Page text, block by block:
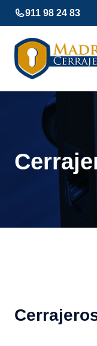
Saltar
al
contenido
911 98 24 83